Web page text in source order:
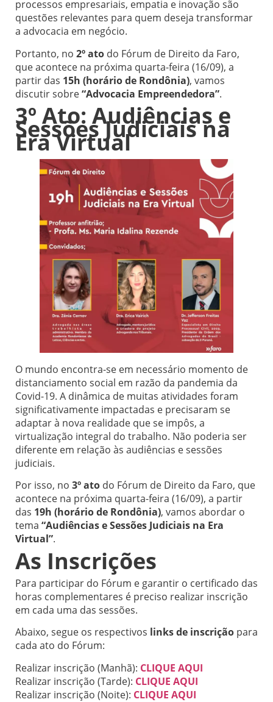
processos empresariais, empatia e inovação são
questões relevantes para quem deseja transformar
a advocacia em negócio.
Portanto, no 2º ato do Fórum de Direito da Faro,
que acontece na próxima quarta-feira (16/09), a
partir das 15h (horário de Rondônia), vamos
discutir sobre“Advocacia Empreendedora”.
3º Ato: Audiências e
Sessões Judiciais na
Era Virtual
O mundo encontra-se em necessário momento de
distanciamento social em razão da pandemia da
Covid-19. A dinâmica de muitas atividades foram
significativamente impactadas e precisaram se
adaptar à nova realidade que se impôs, a
virtualização integral do trabalho. Não poderia ser
diferente em relação às audiências e sessões
judiciais.
Por isso, no 3º ato do Fórum de Direito da Faro, que
acontece na próxima quarta-feira (16/09), a partir
das 19h (horário de Rondônia), vamos abordar o
tema “Audiências e Sessões Judiciais na Era
Virtual”.
As Inscrições
Para participar do Fórum e garantir o certificado das
horas complementares é preciso realizar inscrição
em cada uma das sessões.
Abaixo, segue os respectivos links de inscrição para
cada ato do Fórum:
Realizar inscrição (Manhã): CLIQUE AQUI
Realizar inscrição (Tarde): CLIQUE AQUI
Realizar inscrição (Noite): CLIQUE AQUI